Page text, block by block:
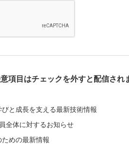
項目はチェックを外すと配信され
と成長を支える最新技術情報
全体に対するお知らせ
めの最新情報